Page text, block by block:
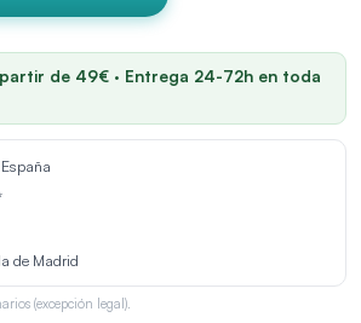
partir de 49€ · Entrega 24-72h en toda
de Madrid
(excepción legal).